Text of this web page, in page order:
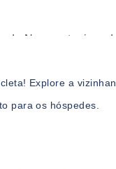
Explore a
para os hóspedes.